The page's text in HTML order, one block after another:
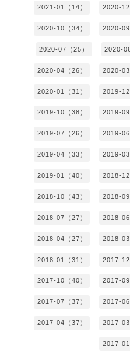
2021-01（14） 2020-12
2020-10（34） 2020-09
2020-07（25） 2020-
2020-04（26） 2020-03
2020-01（31） 2019-12
2019-10（38） 2019-09
2019-07（26） 2019-06
2019-04（33） 2019-03
2019-01（40） 2018-12
2018-10（43） 2018-09
2018-07（27） 2018-06
2018-04（27） 2018-03
2018-01（31） 2017-12
2017-10（40） 2017-09
2017-07（37） 2017-06
2017-04（37） 2017-03
2017-01